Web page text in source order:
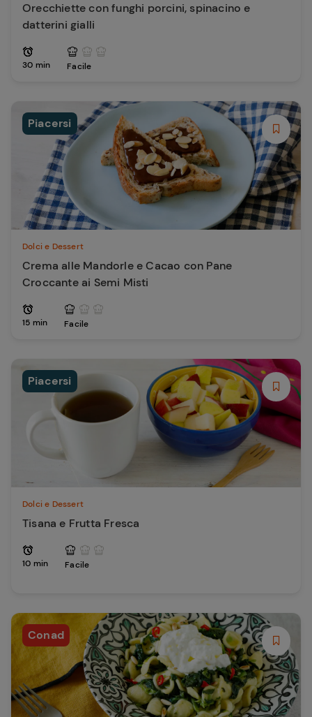
Orecchiette con funghi porcini, spinacino e
datterini gialli
30 min Facile
Piacersi
Dolci e Dessert
Crema alle Mandorle e Cacao con Pane
Croccante ai Semi Misti
15 min Facile
Piacersi
Dolci e Dessert
Tisana e Frutta Fresca
10 min Facile
Conad